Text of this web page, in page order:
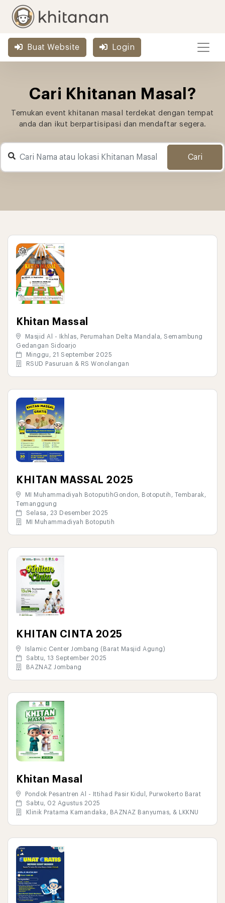
Buat Website Login
Cari Khitanan Masal?
Temukan event khitanan masal terdekat dengan tempat
anda dan ikut berpartisipasi dan mendaftar segera.
Cari
Khitan Massal
Masjid Al - Ikhlas, Perumahan Delta Mandala, Semambung
Gedangan Sidoarjo
Minggu, 21 September 2025
RSUD Pasuruan & RS Wonolangan
KHITAN MASSAL 2025
MI Muhammadiyah BotoputihGondon, Botoputih, Tembarak,
Temanggung
Selasa, 23 Desember 2025
MI Muhammadiyah Botoputih
KHITAN CINTA 2025
Islamic Center Jombang (Barat Masjid Agung)
Sabtu, 13 September 2025
BAZNAZ Jombang
Khitan Masal
Pondok Pesantren Al - Ittihad Pasir Kidul, Purwokerto Barat
Sabtu, 02 Agustus 2025
Klinik Pratama Kamandaka, BAZNAZ Banyumas, & LKKNU